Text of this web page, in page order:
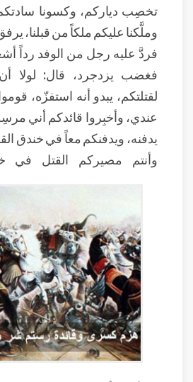
تخصِب دياركم، وكسونا
وملَّكنا عليكم ملكاً من قبلنا،
فردَّ عليه رجل من الوفد رداً
فغضب يزدجرد، قال: لولا
لقتلتكم، يبدو أنه استفزّه،
عندي، وأخبِروا قائدكم أني
يدفنه، ويدفنكم معاً في خندق
وأنتم مصيركم القتل في